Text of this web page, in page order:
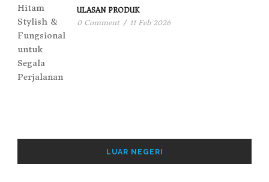
ULASAN PRODUK
0 Comment / 11 Feb 2026
LUAR NEGERI